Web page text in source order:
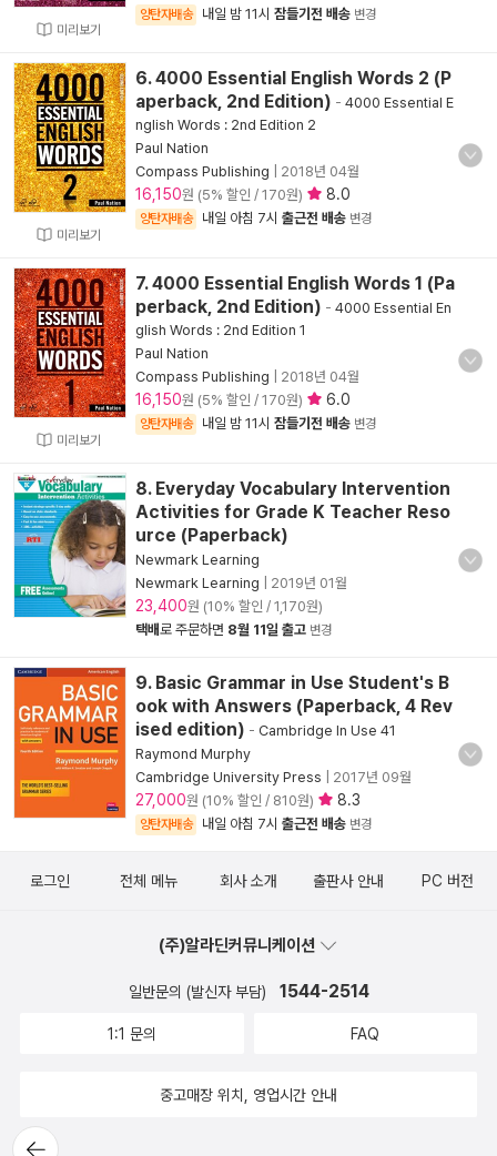
미리보기
양탄자배송 내일 밤 11시 잠들기전 배송 변경
미리보기
6. 4000 Essential English Words 2 (P
aperback, 2nd Edition) - 4000 Essential E
nglish Words : 2nd Edition 2
Paul Nation
Compass Publishing
2018년 04월
16,150원 (5% 할인 / 170원) 8.0
양탄자배송 내일 아침 7시 출근전 배송 변경
미리보기
7. 4000 Essential English Words 1 (Pa
perback, 2nd Edition) - 4000 Essential En
glish Words : 2nd Edition 1
Paul Nation
Compass Publishing
2018년 04월
16,150원 (5% 할인 / 170원) 6.0
양탄자배송 내일 밤 11시 잠들기전 배송 변경
8. Everyday Vocabulary Intervention
Activities for Grade K Teacher Reso
urce (Paperback)
Newmark Learning
Newmark Learning
2019년 01월
23,400원 (10% 할인 / 1,170원)
택배로 주문하면 8월 11일 출고 변경
9. Basic Grammar in Use Student's B
ook with Answers (Paperback, 4 Rev
ised edition) - Cambridge In Use 41
Raymond Murphy
Cambridge University Press
2017년 09월
27,000원 (10% 할인 / 810원) 8.3
양탄자배송 내일 아침 7시 출근전 배송 변경
뒤로가
로그인 전체 메뉴 회사 소개 출판사 안내 PC 버전
(주)알라딘커뮤니케이션
일반문의 (발신자 부담) 1544-2514
1:1 문의 FAQ
중고매장 위치, 영업시간 안내